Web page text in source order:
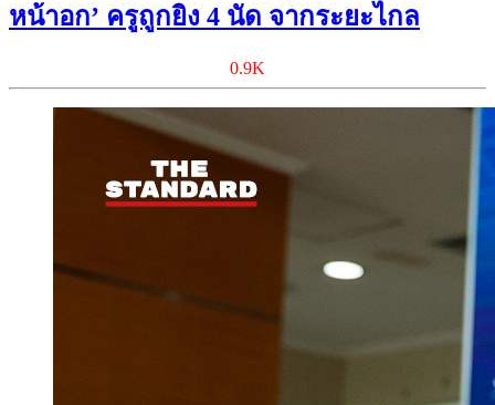
หน้าอก’ ครูถูกยิง 4 นัด จากระยะไกล
0.9K